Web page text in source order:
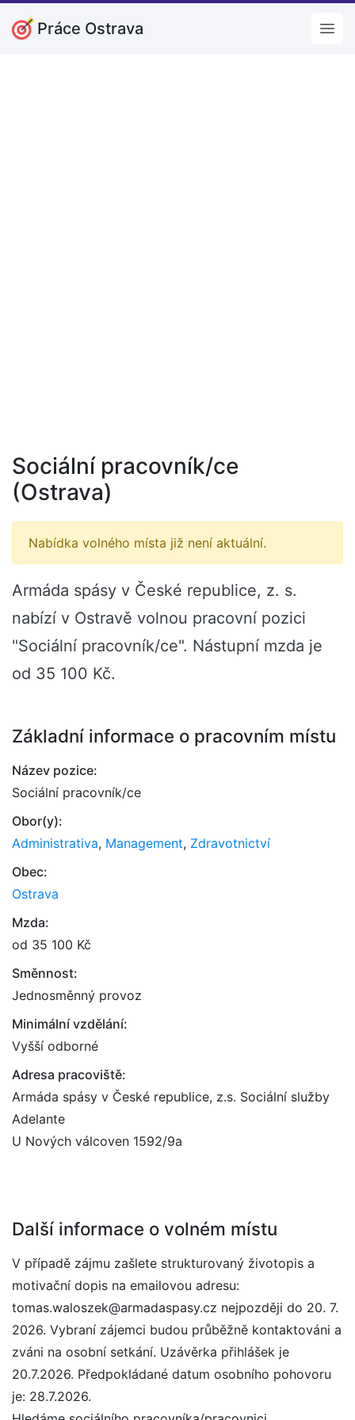
Práce Ostrava
Sociální pracovník/ce
(Ostrava)
Nabídka volného místa již není aktuální.
Armáda spásy v České republice, z. s.
nabízí v Ostravě volnou pracovní pozici
"Sociální pracovník/ce". Nástupní mzda je
od 35 100 Kč.
Základní informace o pracovním místu
Název pozice:
Sociální pracovník/ce
Obor(y):
Administrativa, Management, Zdravotnictví
Obec:
Ostrava
Mzda:
od 35 100 Kč
Směnnost:
Jednosměnný provoz
Minimální vzdělání:
Vyšší odborné
Adresa pracoviště:
Armáda spásy v České republice, z.s. Sociální služby
Adelante
U Nových válcoven 1592/9a
Další informace o volném místu
V případě zájmu zašlete strukturovaný životopis a
motivační dopis na emailovou adresu:
tomas.waloszek@armadaspasy.cz nejpozději do 20. 7.
2026. Vybraní zájemci budou průběžně kontaktováni a
zváni na osobní setkání. Uzávěrka přihlášek je
20.7.2026. Předpokládané datum osobního pohovoru
je: 28.7.2026.